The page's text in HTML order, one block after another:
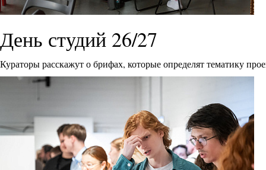
День студий 26/27
Кураторы расскажут о брифах, которые определят тематику